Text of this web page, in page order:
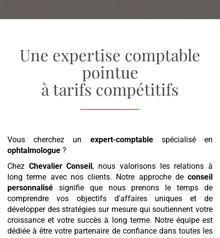
Une expertise comptable
pointue
à tarifs compétitifs
Vous cherchez un expert-comptablespécialisé en
ophtalmologue ?
Chez Chevalier Conseil , nous valorisons les relations à
long terme avec nos clients. Notre approche de conseil
personnalisé signifie que nous prenons le temps de
comprendre vos objectifs d'affaires uniques et de
développer des stratégies sur mesure qui soutiennent votre
croissance et votre succès à long terme. Notre équipe est
dédiée à être votre partenaire de confiance dans toutes les